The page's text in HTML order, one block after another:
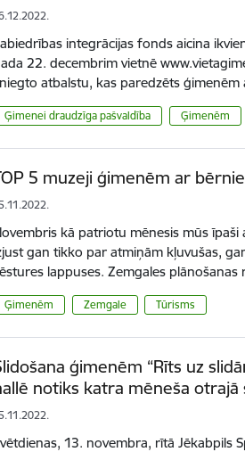
integrācijas fonds aicina
22. decembrim vietnē
atbalstu, kas paredzēts
Ģimenei draudzīga pašvaldība Ģimenēm
5 muzeji ģimenēm ar
kā patriotu mēnesis mūs īpaši
gan tikko par atmiņām kļuvušas,
lappuses. Zemgales
Ģimenēm Zemgale Tūrisms
ģimenēm “Rīts uz
notiks katra mēneša otrajā
13. novembra, rītā Jēkabpils